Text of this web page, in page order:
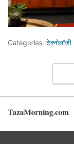
Categories: टेक्नोलॉजी
TazaMorning.com